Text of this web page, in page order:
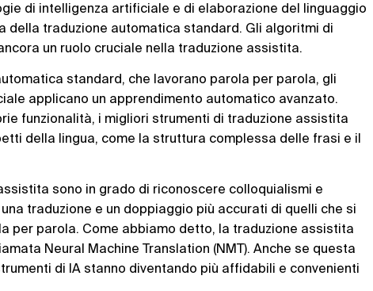
di intelligenza artificiale e di elaborazione del linguaggio
della traduzione automatica standard. Gli algoritmi di
un ruolo cruciale nella traduzione assistita.
standard, che lavorano parola per parola, gli
applicano un apprendimento automatico avanzato.
funzionalità, i migliori strumenti di traduzione assistita
della lingua, come la struttura complessa delle frasi e il
sono in grado di riconoscere colloquialismi e
traduzione e un doppiaggio più accurati di quelli che si
per parola. Come abbiamo detto, la traduzione assistita
Neural Machine Translation (NMT). Anche se questa
di IA stanno diventando più affidabili e convenienti